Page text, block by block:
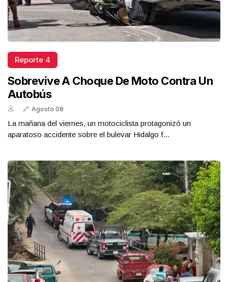
Reporte 4
Sobrevive A Choque De Moto Contra Un
Autobús
Agosto 08
La mañana del viernes, un motociclista protagonizó un
aparatoso accidente sobre el bulevar Hidalgo f...